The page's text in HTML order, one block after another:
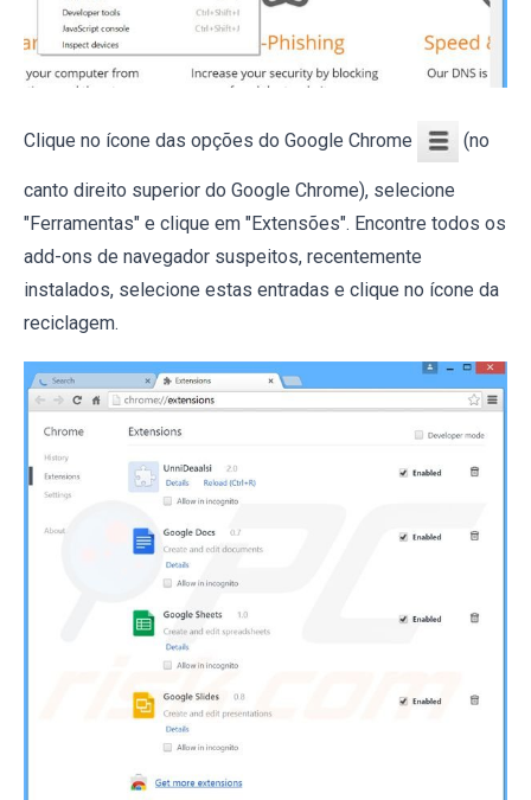
Clique no ícone das opções do Google Chrome (no
canto direito superior do Google Chrome), selecione
"Ferramentas" e clique em "Extensões". Encontre todos os
add-ons de navegador suspeitos, recentemente
instalados, selecione estas entradas e clique no ícone da
reciclagem.